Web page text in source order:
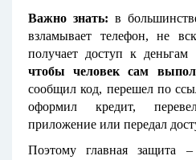
Важно знать: в
взламывает телефон, не
получает доступ к деньгам
чтобы человек сам
сообщил код, перешел по
оформил кредит,
приложение или передал
Поэтому главная защита